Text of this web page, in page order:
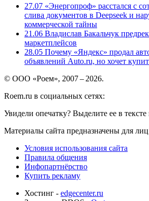
27.07 «Энергопроф» расстался с
слива документов в Deepseek и
коммерческой тайны
21.06 Владислав Бакальчук
маркетплейсов
28.05 Почему «Яндекс» продал
объявлений Auto.ru, но хочет
© ООО «Роем», 2007 – 2026.
Roem.ru в социальных сетях:
Увидели опечатку? Выделите ее в
Материалы сайта предназначены для лиц
Условия использования сайта
Правила общения
Инфопартнёрство
Купить рекламу
Хостинг - edgecenter.ru